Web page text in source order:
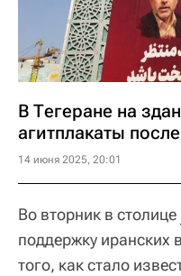
В Тегеране на
агитплакаты
14 июня 2025, 20:01
Во вторник в столице
поддержку иранских
того, как стало